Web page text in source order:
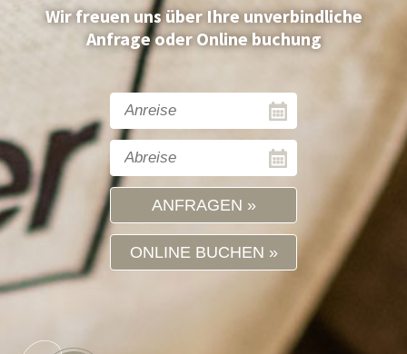
Wir freuen uns über Ihre unverbindliche
Anfrage oder Online buchung
ANFRAGEN
ONLINE BUCHEN